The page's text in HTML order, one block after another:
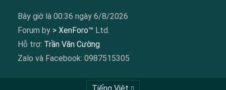
Bây giờ là 00:36 ngày 6/8/2026
Forum by > XenForo™ Ltd.
Hỗ trợ: Trần Văn Cường
Zalo và Facebook: 0987515305